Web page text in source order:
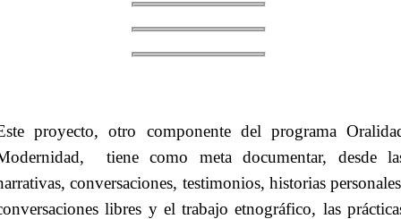
proyecto, otro componente del programa
tiene como meta documentar, desde
conversaciones, testimonios, historias
libres y el trabajo etnográfico, las